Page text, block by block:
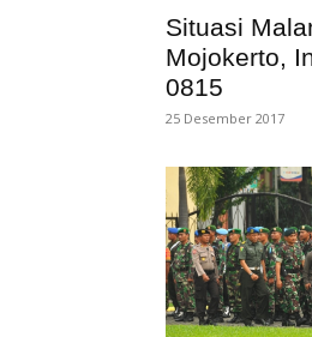
Situasi
Mojokerto,
0815
25 Desember 2017